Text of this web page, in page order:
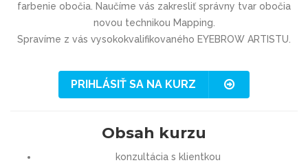
farbenie obočia. Naučíme vás zakresliť správny tvar obočia
novou technikou Mapping.
Spravíme z vás vysokokvalifi­kovaného EYEBROW ARTISTU.
PRIHLÁSIŤ SA NA KURZ
Obsah kurzu
konzultácia s klientkou